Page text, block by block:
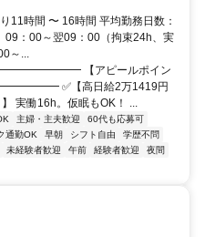
11時間 〜 16時間 平均勤務日数：
09：00～翌09：00（拘束24h、実
～...
【アピールポイン
✅【高日給2万1419円
実働16h。仮眠もOK！ ...
主婦・主夫歓迎
60代も応募可
通勤OK 早朝 シフト自由
学歴不問
未経験者歓迎 午前 経験者歓迎
夜間